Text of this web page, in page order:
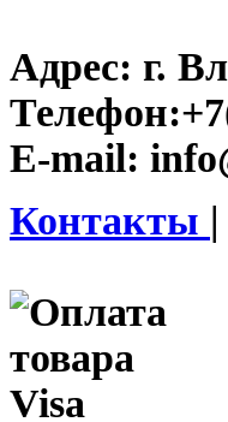
Адрес: г.
Телефон:
E-mail:
Контакты |